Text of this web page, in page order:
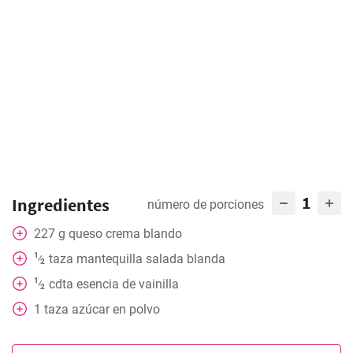
Ingredientes número de porciones 1
227 g queso crema blando
1⁄2 taza mantequilla salada blanda
1⁄2 cdta esencia de vainilla
1 taza azúcar en polvo